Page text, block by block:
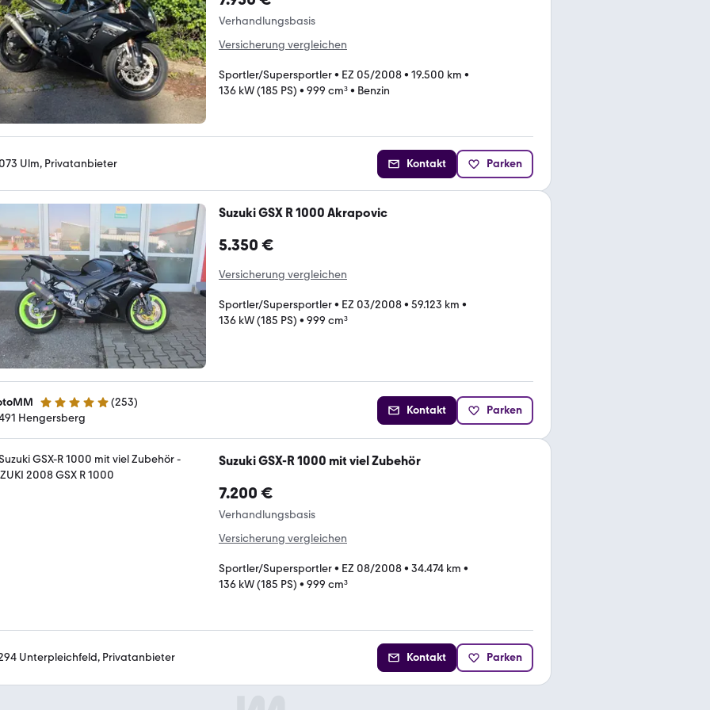
Verhandlungsbasis
Versicherung vergleichen
Sportler/Supersportler• EZ 05/2008• 19.500 km •
136 kW (185 PS) • 999 cm³• Benzin
Ulm, Privatanbieter Kontakt Parken
Suzuki GSX R 1000 Akrapovic
5.350 €
Versicherung vergleichen
Sportler/Supersportler• EZ 03/2008• 59.123 km •
136 kW (185 PS) • 999 cm³
4.8 Sterne (253)
Hengersberg
Kontakt Parken
Suzuki GSX-R 1000 mit viel Zubehör
7.200 €
Verhandlungsbasis
Versicherung vergleichen
Sportler/Supersportler• EZ 08/2008• 34.474 km •
136 kW (185 PS) • 999 cm³
Unterpleichfeld, Privatanbieter Kontakt Parken